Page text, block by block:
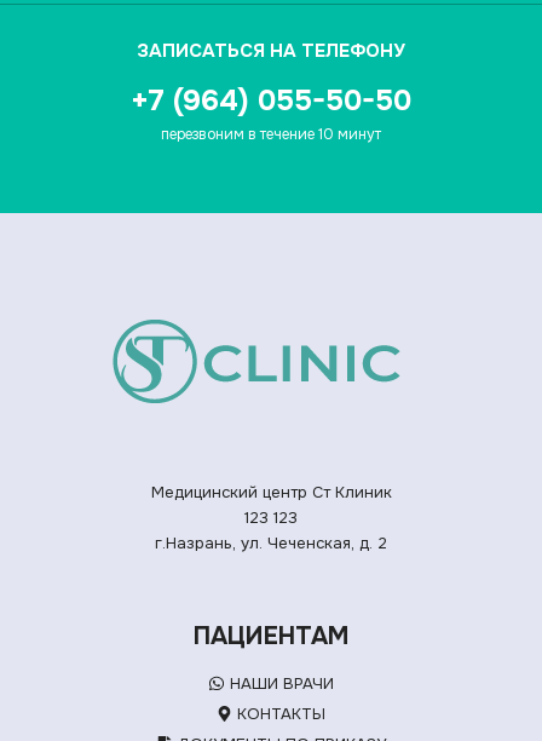
ЗАПИСАТЬСЯ НА ТЕЛЕФОНУ
+7 (964) 055-50-50
перезвоним в течение 10 минут
Медицинский центр Ст Клиник
123 123
г.Назрань, ул. Чеченская, д. 2
ПАЦИЕНТАМ
НАШИ ВРАЧИ
КОНТАКТЫ